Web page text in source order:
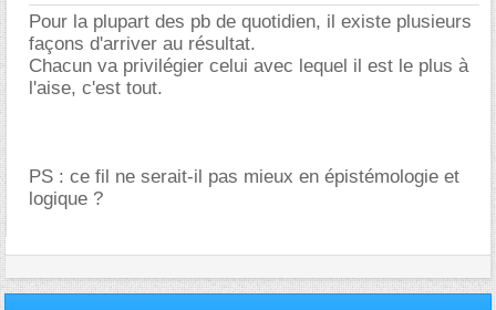
Pour la plupart des pb de quotidien, il existe plusieurs
façons d'arriver au résultat.
Chacun va privilégier celui avec lequel il est le plus à
l'aise, c'est tout.
PS : ce fil ne serait-il pas mieux en épistémologie et
logique ?